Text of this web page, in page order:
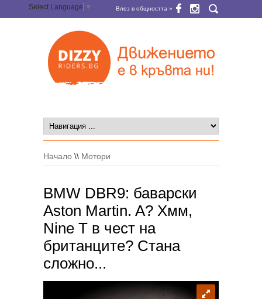
Select Language ▼ Влез в общността »
Начало \\ Мотори
BMW DBR9: баварски
Aston Martin. A? Хмм,
Nine T в чест на
британците? Стана
сложно...